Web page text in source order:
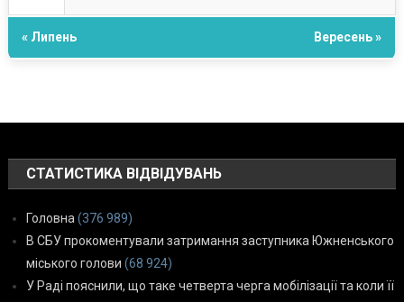
« Липень Вересень »
СТАТИСТИКА ВІДВІДУВАНЬ
Головна (376 989)
В СБУ прокоментували затримання заступника Южненського
міського голови (68 924)
У Раді пояснили, що таке четверта черга мобілізації та коли її